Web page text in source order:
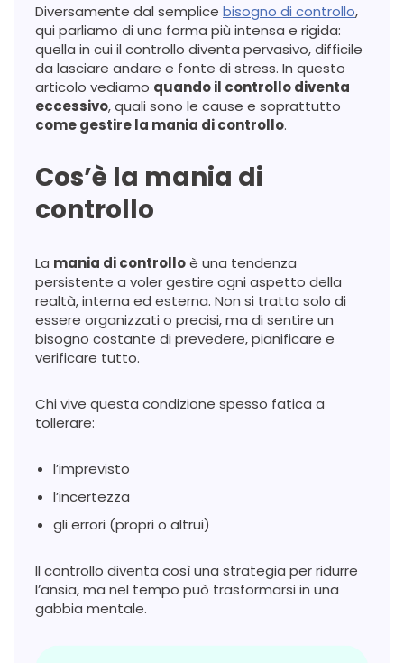
Diversamente dal semplice bisogno di controllo,
qui parliamo di una forma più intensa e rigida:
quella in cui il controllo diventa pervasivo, difficile
da lasciare andare e fonte di stress. In questo
articolo vediamo quando il controllo diventa
eccessivo, quali sono le cause e soprattutto
come gestire la mania di controllo.
Cos’è la mania di
controllo
La mania di controlloè una tendenza
persistente a voler gestire ogni aspetto della
realtà, interna ed esterna. Non si tratta solo di
essere organizzati o precisi, ma di sentire un
bisogno costante di prevedere, pianificare e
verificare tutto.
Chi vive questa condizione spesso fatica a
tollerare:
l’imprevisto
l’incertezza
gli errori (propri o altrui)
Il controllo diventa così una strategia per ridurre
l’ansia, ma nel tempo può trasformarsi in una
gabbia mentale.